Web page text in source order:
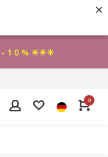
×
- 1 0 % ☀☀☀
0